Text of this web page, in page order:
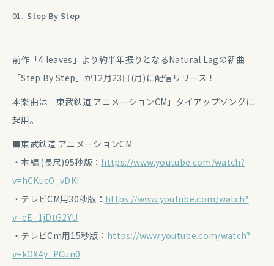
01. Step By Step
前作「4 leaves」より約半年振りとなるNatural Lagの新曲
「Step By Step」が12月23日(月)に配信リリース！
本楽曲は「東武鉄道 アニメーションCM」タイアップソングに
起用。
■東武鉄道 アニメーションCM
・本編 (長尺)95秒版： https://www.youtube.com/watch?
v=hCKucO_vDKI
・テレビCM用30秒版： https://www.youtube.com/watch?
v=eE_1jDtG2YU
・テレビCm用15秒版： https://www.youtube.com/watch?
v=kOX4y_PCun0